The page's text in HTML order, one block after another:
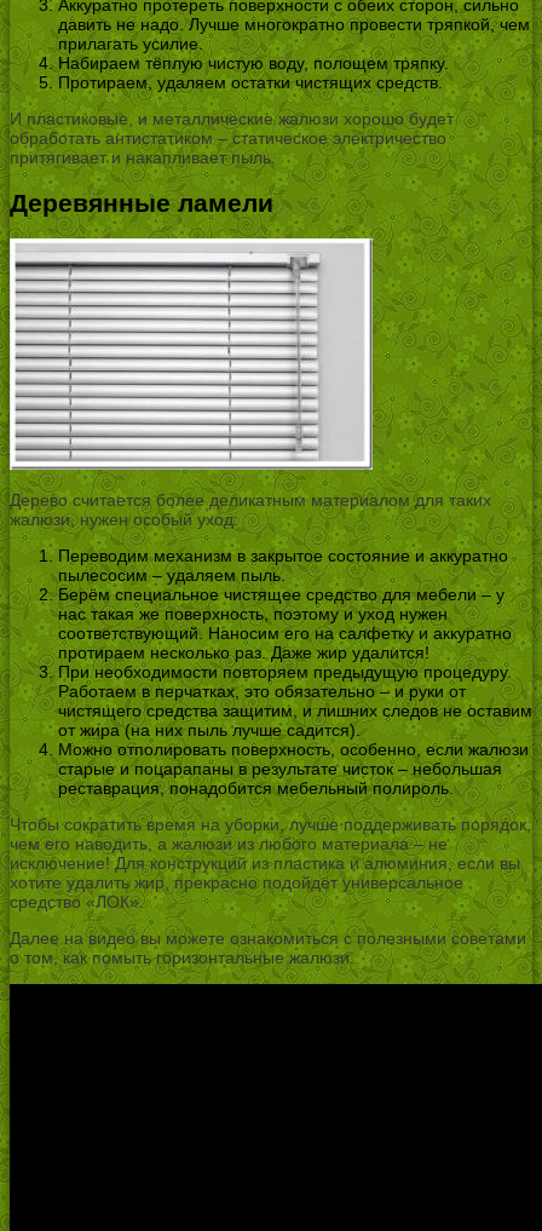
Аккуратно протереть поверхности с обеих сторон, сильно
давить не надо. Лучше многократно провести тряпкой, чем
прилагать усилие.
Набираем тёплую чистую воду, полощем тряпку.
Протираем, удаляем остатки чистящих средств.
И пластиковые, и металлические жалюзи хорошо будет
обработать антистатиком – статическое электричество
притягивает и накапливает пыль.
Деревянные ламели
Дерево считается более деликатным материалом для таких
жалюзи, нужен особый уход:
Переводим механизм в закрытое состояние и аккуратно
пылесосим – удаляем пыль.
Берём специальное чистящее средство для мебели – у
нас такая же поверхность, поэтому и уход нужен
соответствующий. Наносим его на салфетку и аккуратно
протираем несколько раз. Даже жир удалится!
При необходимости повторяем предыдущую процедуру.
Работаем в перчатках, это обязательно – и руки от
чистящего средства защитим, и лишних следов не оставим
от жира (на них пыль лучше садится).
Можно отполировать поверхность, особенно, если жалюзи
старые и поцарапаны в результате чисток – небольшая
реставрация, понадобится мебельный полироль.
Чтобы сократить время на уборки, лучше поддерживать порядок,
чем его наводить, а жалюзи из любого материала – не
исключение! Для конструкций из пластика и алюминия, если вы
хотите удалить жир, прекрасно подойдёт универсальное
средство «ЛОК».
Далее на видео вы можете ознакомиться с полезными советами
о том, как помыть горизонтальные жалюзи.